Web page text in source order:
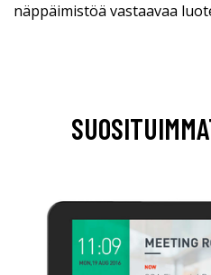
näppäimistöä vastaavaa